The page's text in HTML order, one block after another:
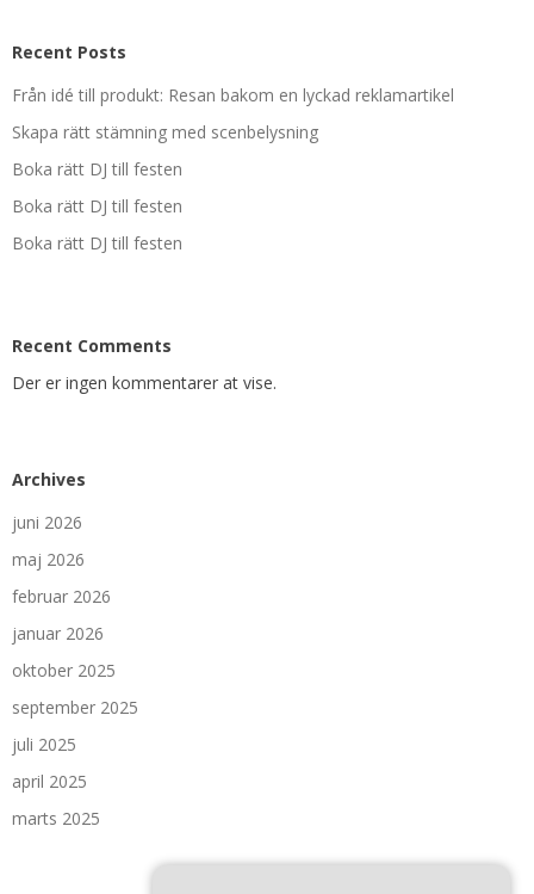
Recent Posts
Från idé till produkt: Resan bakom en lyckad reklamartikel
Skapa rätt stämning med scenbelysning
Boka rätt DJ till festen
Boka rätt DJ till festen
Boka rätt DJ till festen
Recent Comments
Der er ingen kommentarer at vise.
Archives
juni 2026
maj 2026
februar 2026
januar 2026
oktober 2025
september 2025
juli 2025
april 2025
marts 2025